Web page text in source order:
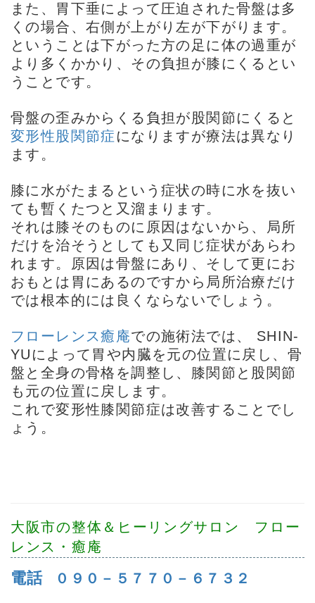
また、胃下垂によって圧迫された骨盤は多
くの場合、右側が上がり左が下がります。
ということは下がった方の足に体の過重が
より多くかかり、その負担が膝にくるとい
うことです。
骨盤の歪みからくる負担が股関節にくると
変形性股関節症 になりますが療法は異なり
ます。
膝に水がたまるという症状の時に水を抜い
ても暫くたつと又溜まります。
それは膝そのものに原因はないから、局所
だけを治そうとしても又同じ症状があらわ
れます。原因は骨盤にあり、そして更にお
おもとは胃にあるのですから局所治療だけ
では根本的には良くならないでしょう。
フローレンス癒庵での施術法では、 SHIN-
YUによって胃や内臓を元の位置に戻し、骨
盤と全身の骨格を調整し、膝関節と股関節
も元の位置に戻します。
これで変形性膝関節症は改善することでし
ょう。
大阪市の整体＆ヒーリングサロン フロー
レンス・癒庵
電話 ０９０－５７７０－６７３２